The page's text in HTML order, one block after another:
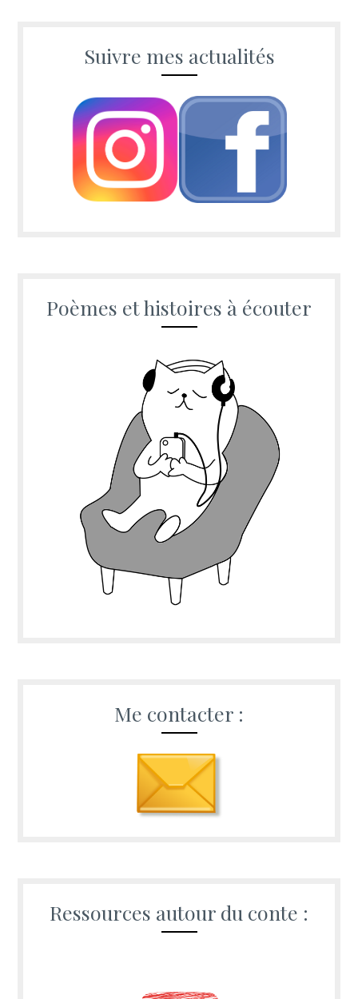
Suivre mes actualités
Poèmes et histoires à écouter
Me contacter :
Ressources autour du conte :